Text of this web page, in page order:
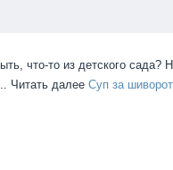
что-то из детского
Читать далее Суп за